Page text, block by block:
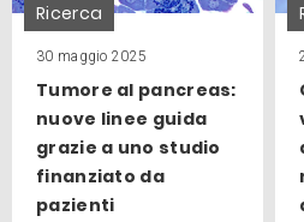
Ricerca
30 maggio 2025
Tumore al pancreas:
nuove linee guida
grazie a uno studio
finanziato da
pazienti